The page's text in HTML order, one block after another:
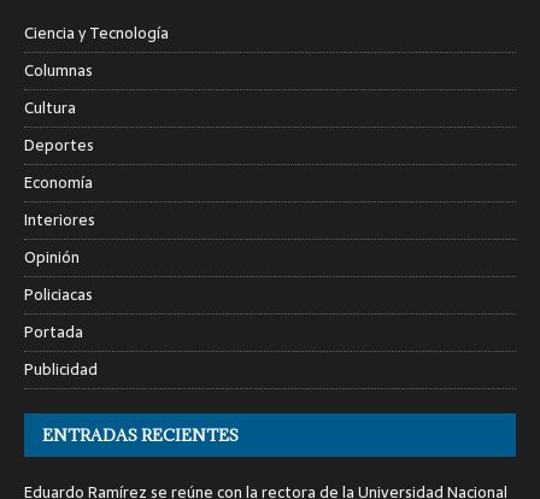
Ciencia y Tecnología
Columnas
Cultura
Deportes
Economía
Interiores
Opinión
Policiacas
Portada
Publicidad
ENTRADAS RECIENTES
Eduardo Ramírez se reúne con la rectora de la Universidad Nacional